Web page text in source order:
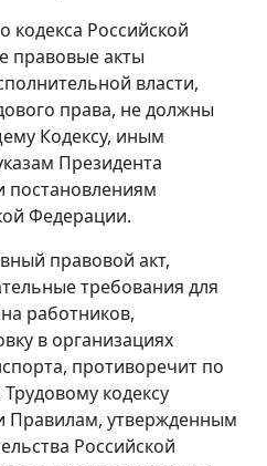
кодекса Российской
правовые акты
власти,
права, не должны
Кодексу, иным
Президента
постановлениям
Федерации.
правовой акт,
требования для
работников,
в организациях
противоречит по
кодексу
Правилам, утвержденным
Российской